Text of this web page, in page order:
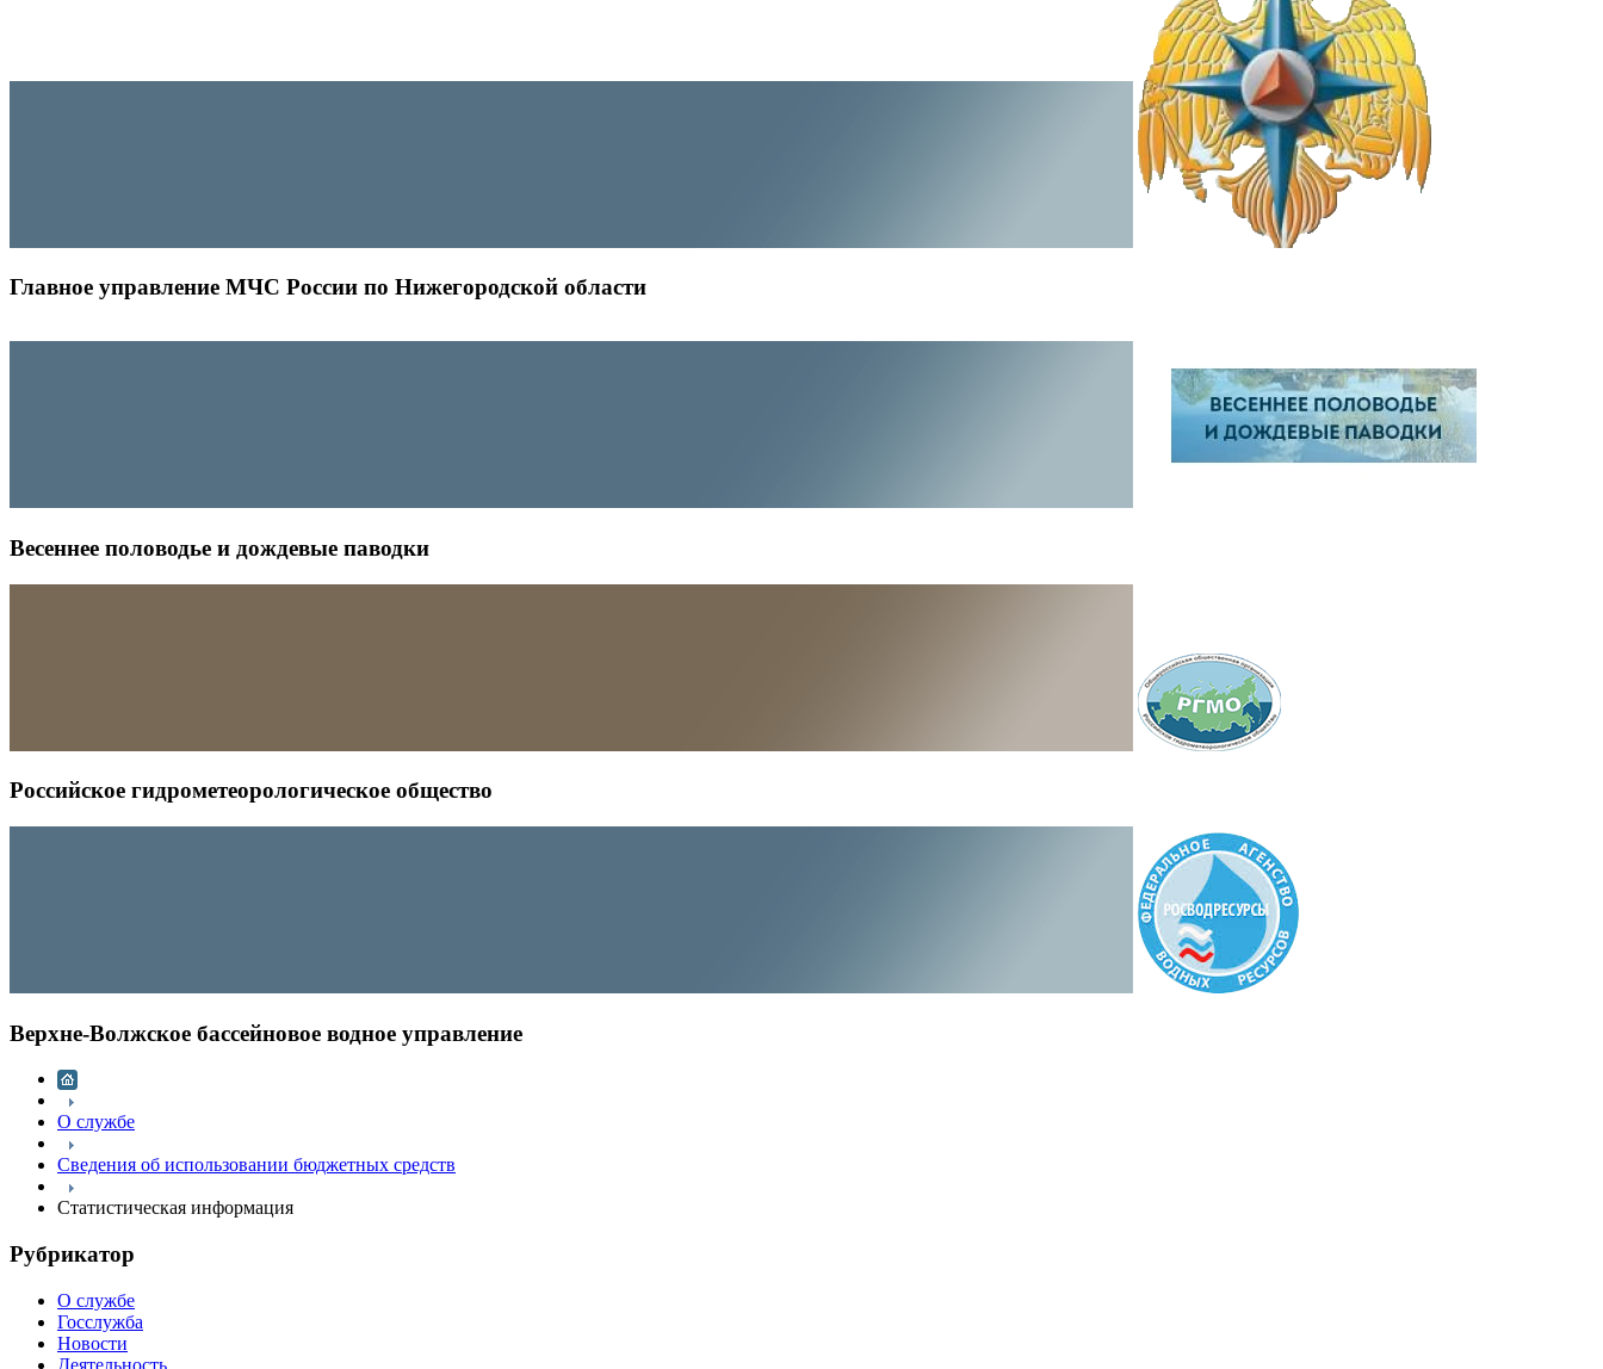
Главное управление МЧС России по Нижегородской области
Весеннее половодье и дождевые паводки
Российское гидрометеорологическое общество
Верхне-Волжское бассейновое водное управление
О службе
Сведения об использовании бюджетных средств
Статистическая информация
Рубрикатор
О службе
Госслужба
Новости
Деятельность